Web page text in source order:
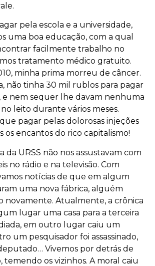
pela escola e a universidade,
uma boa educação, com a qual
facilmente trabalho no
tratamento médico gratuito.
minha prima morreu de câncer.
não tinha 30 mil rublos para pagar
e nem sequer lhe davam nenhuma
leito durante vários meses.
pagar pelas dolorosas injeções
os encantos do rico capitalismo!
da URSS não nos assustavam com
no rádio e na televisão. Com
notícias de que em algum
uma nova fábrica, alguém
novamente. Atualmente, a crônica
lugar uma casa para a terceira
em outro lugar caiu um
um pesquisador foi assassinado,
Vivemos por detrás de
temendo os vizinhos. A moral caiu